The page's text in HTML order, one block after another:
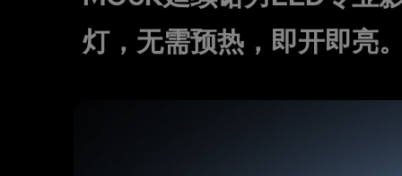
灯，无需预热，即开即亮